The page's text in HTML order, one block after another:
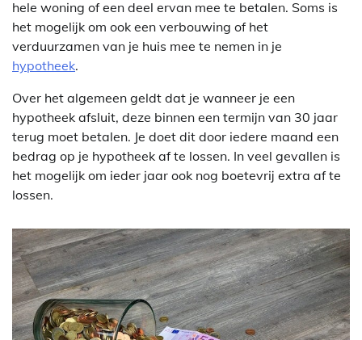
hele woning of een deel ervan mee te betalen. Soms is
het mogelijk om ook een verbouwing of het
verduurzamen van je huis mee te nemen in je
hypotheek.
Over het algemeen geldt dat je wanneer je een
hypotheek afsluit, deze binnen een termijn van 30 jaar
terug moet betalen. Je doet dit door iedere maand een
bedrag op je hypotheek af te lossen. In veel gevallen is
het mogelijk om ieder jaar ook nog boetevrij extra af te
lossen.